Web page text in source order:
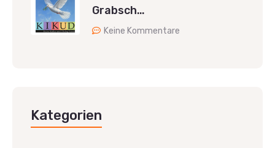
Grabsch…
Keine Kommentare
Kategorien